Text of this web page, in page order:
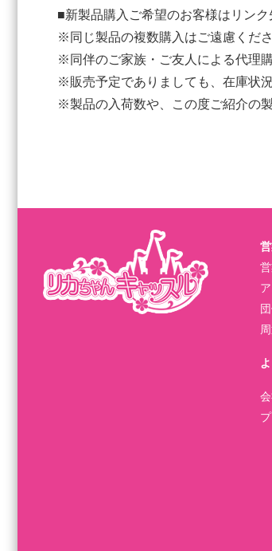
■新製品購入ご希望のお客様はリン
※同じ製品の複数購入はご遠慮くだ
※同伴のご家族・ご友人による代理
※販売予定でありましても、在庫状
※製品の入荷数や、この度ご紹介の